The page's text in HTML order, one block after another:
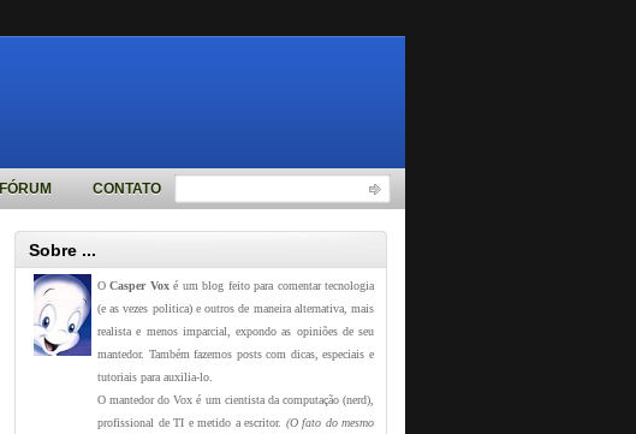
FÓRUM CONTATO
Sobre ...
OCasper Voxé um blog feito para comentar tecnologia
(e as vezes politica) e outros de maneira alternativa, mais
realista e menos imparcial, expondo as opiniões de seu
mantedor. Também fazemos posts com dicas, especiais e
tutoriais para auxilia-lo.
O mantedor do Vox é um cientista da computação (nerd),
profissional de TI e metido a escritor. (O fato do mesmo